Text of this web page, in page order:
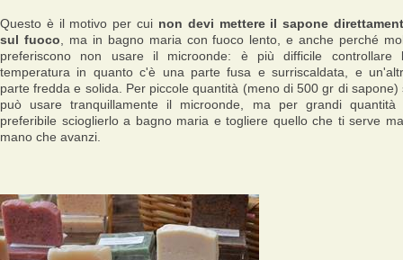
Questo è il motivo per cui non devi mettere il sapone
sul fuoco , ma in bagno maria con fuoco lento, e anche perché
preferiscono non usare il microonde: è più difficile controllare
temperatura in quanto c'è una parte fusa e surriscaldata, e
parte fredda e solida. Per piccole quantità (meno di 500 gr di sapone)
può usare tranquillamente il microonde, ma per grandi quantità
preferibile scioglierlo a bagno maria e togliere quello che ti serve
mano che avanzi.